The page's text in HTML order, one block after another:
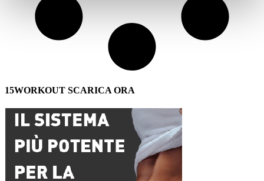
15WORKOUT SCARICA ORA